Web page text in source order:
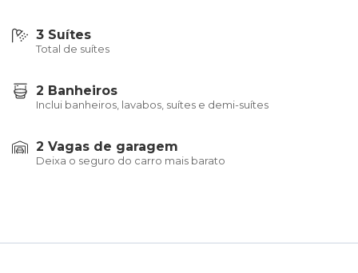
3 Suítes
Total de suítes
2 Banheiros
Inclui banheiros, lavabos, suítes e demi-suítes
2 Vagas de garagem
Deixa o seguro do carro mais barato